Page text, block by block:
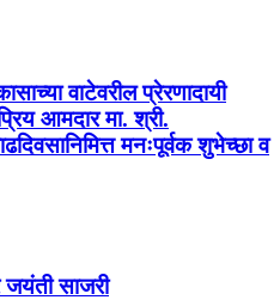
वाटेवरील प्रेरणादायी
आमदार मा. श्री.
मनःपूर्वक शुभेच्छा व
जयंती साजरी